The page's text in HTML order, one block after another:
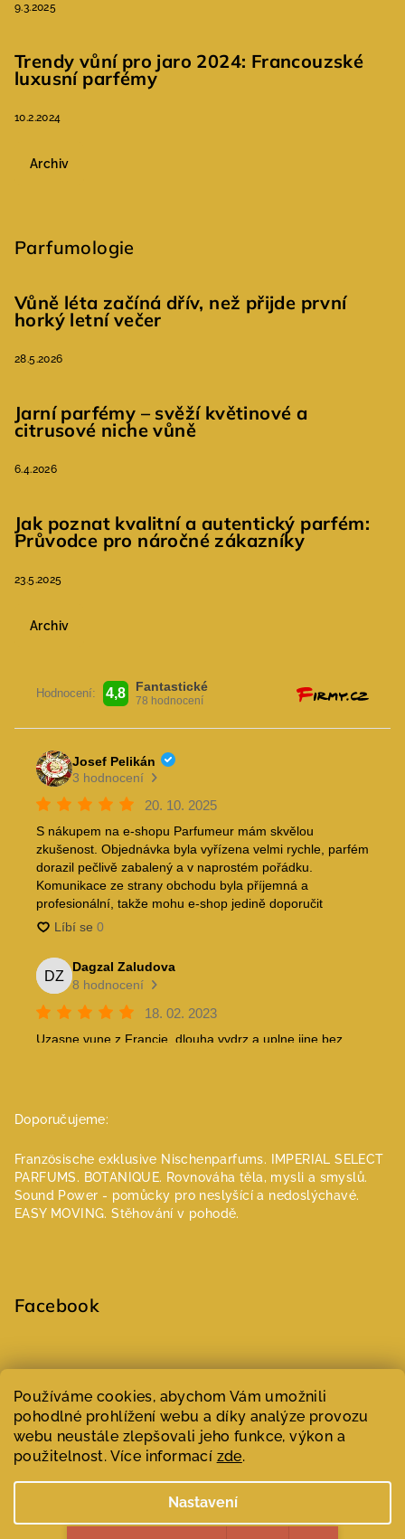
Používáme cookies, abychom Vám umožnili
pohodlné prohlížení webu a díky analýze provozu
webu neustále zlepšovali jeho funkce, výkon a
použitelnost. Více informací zde.
Nastavení
9.3.2025
Trendy vůní pro jaro 2024: Francouzské
luxusní parfémy
10.2.2024
Archiv
Parfumologie
Vůně léta začíná dřív, než přijde první
horký letní večer
28.5.2026
Jarní parfémy – svěží květinové a
citrusové niche vůně
6.4.2026
Jak poznat kvalitní a autentický parfém:
Průvodce pro náročné zákazníky
23.5.2025
Archiv
Doporučujeme:
Französische exklusive Nischenparfums.
IMPERIAL SELECT
PARFUMS. BOTANIQUE. Rovnováha těla, mysli a smyslů.
Sound Power - pomůcky pro neslyšící a nedoslýchavé.
EASY MOVING. Stěhování v pohodě.
Facebook
Copyright 2026Parfumeur | Niche parfémy . Všechna práva
vyhrazena.Upravit nastavení cookies